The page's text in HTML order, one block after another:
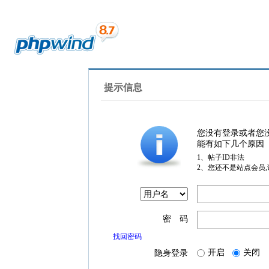
提示信息
您没有登录或者您
能有如下几个原因
1、帖子ID非法
2、您还不是站点会员
密 码
找回密码
隐身登录 开启 关闭